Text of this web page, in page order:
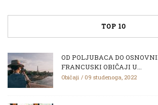
TOP 10
OD POLJUBACA DO
FRANCUSKI OBIČAJI U...
Običaji 09 studenoga, 2022